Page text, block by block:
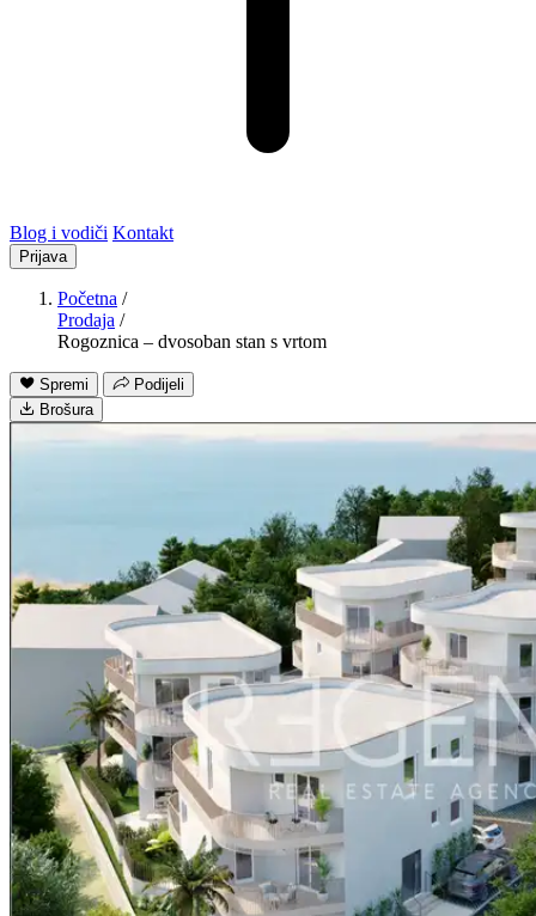
Blog i vodiči Kontakt
Prijava
Početna /
Prodaja /
Rogoznica – dvosoban stan s vrtom
Spremi
Podijeli
Brošura